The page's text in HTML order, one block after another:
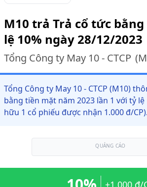
M10 trả Trả cổ tức
lệ 10% ngày 28/12/2023
Tổng Công ty May 10 - CTCP (
Tổng Công ty May 10 - CTCP (M10)
bằng tiền mặt năm 2023 lần 1 với tỷ lệ
hữu 1 cổ phiếu được nhận 1.000 đ/CP).
QUẢNG CÁO
+1.000 đ/